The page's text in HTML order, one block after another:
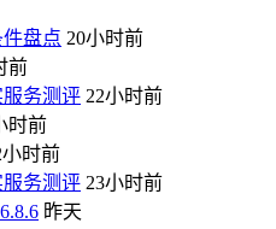
盘点 20小时前
前
务测评 22小时前
时前
小时前
务测评 23小时前
昨天